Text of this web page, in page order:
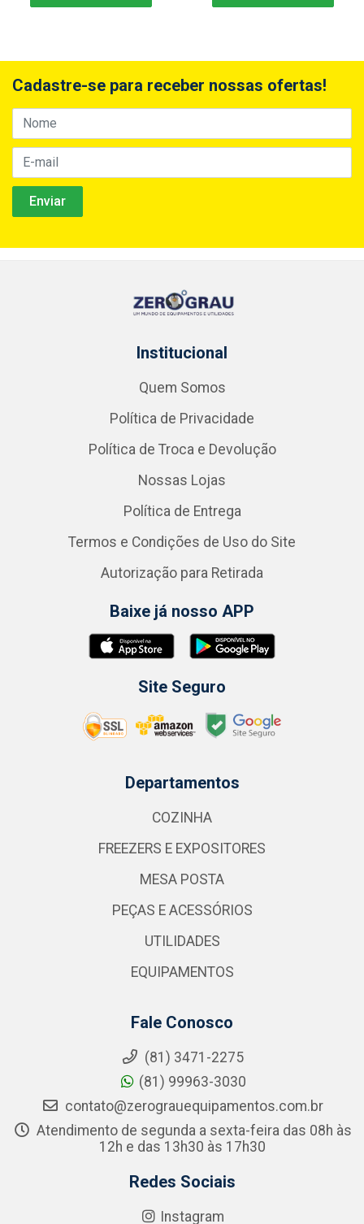
Cadastre-se para receber nossas ofertas!
Institucional
Quem Somos
Política de Privacidade
Política de Troca e Devolução
Nossas Lojas
Política de Entrega
Termos e Condições de Uso do Site
Autorização para Retirada
Baixe já nosso APP
Site Seguro
Departamentos
COZINHA
FREEZERS E EXPOSITORES
MESA POSTA
PEÇAS E ACESSÓRIOS
UTILIDADES
EQUIPAMENTOS
Fale Conosco
(81) 3471-2275
(81) 99963-3030
contato@zerograuequipamentos.com.br
Atendimento de segunda a sexta-feira das 08h às
12h e das 13h30 às 17h30
Redes Sociais
Instagram